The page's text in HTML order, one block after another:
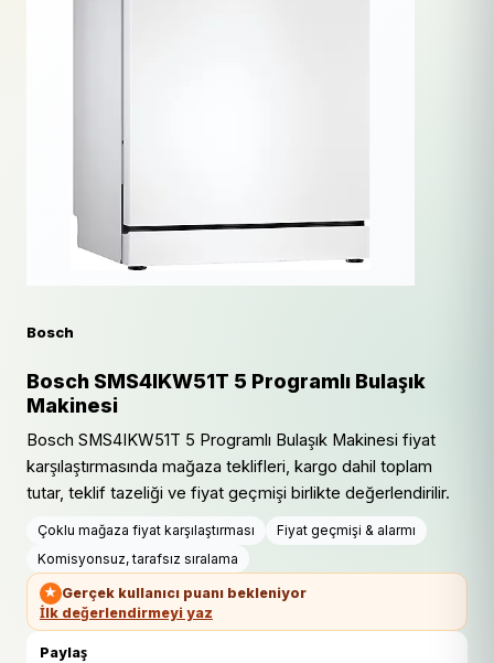
Bosch
Bosch SMS4IKW51T 5 Programlı Bulaşık
Makinesi
Bosch SMS4IKW51T 5 Programlı Bulaşık Makinesi fiyat
karşılaştırmasında mağaza teklifleri, kargo dahil toplam
tutar, teklif tazeliği ve fiyat geçmişi birlikte değerlendirilir.
Çoklu mağaza fiyat karşılaştırması
Fiyat geçmişi & alarmı
Komisyonsuz, tarafsız sıralama
★ Gerçek kullanıcı puanı bekleniyor
İlk değerlendirmeyi yaz
Paylaş